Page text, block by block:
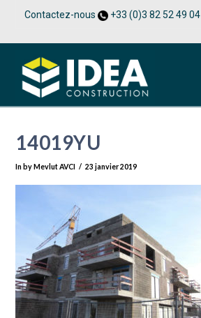
Contactez-nous +33 (0)3 82 52 49 04
14019YU
In by Mevlut AVCI 23 janvier 2019